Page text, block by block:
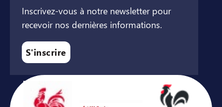
Inscrivez-vous à notre newsletter pour
recevoir nos dernières informations.
S'inscrire
Avec le soutien de ...